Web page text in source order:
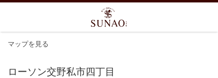
マップを見る
ローソン交野私市四丁目